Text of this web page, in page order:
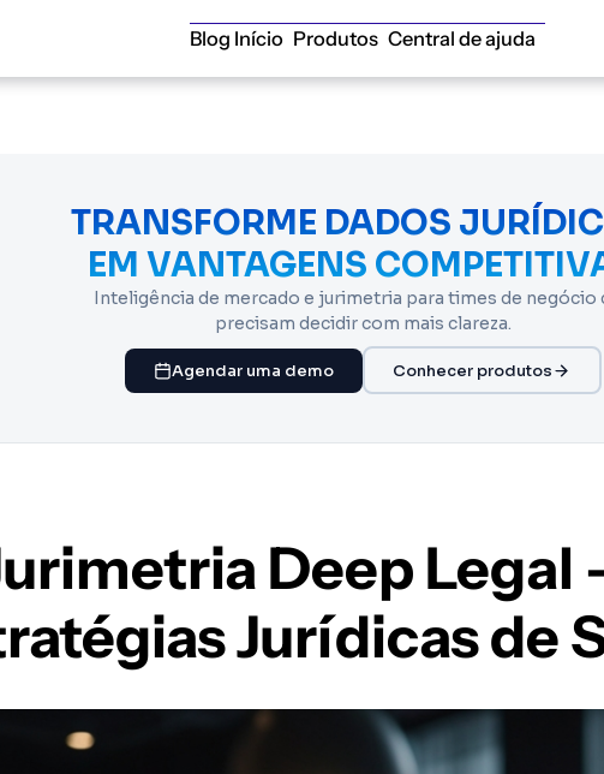
Blog Início Produtos Central de ajuda
TRANSFORME DADOS
EM VANTAGENS
Inteligência de mercado e jurimetria para times de negócio
precisam decidir com mais clareza.
Agendar uma demo Conhecer produtos
Deep
Jurídicas de